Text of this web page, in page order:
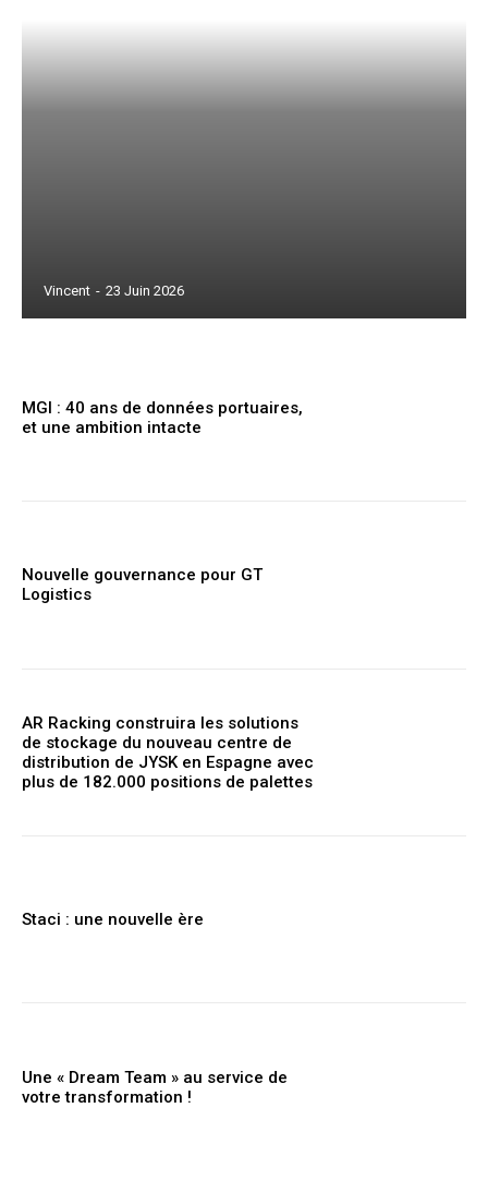
Vincent - 23 Juin 2026
MGI : 40 ans de données portuaires,
et une ambition intacte
Nouvelle gouvernance pour GT
Logistics
AR Racking construira les solutions
de stockage du nouveau centre de
distribution de JYSK en Espagne avec
plus de 182.000 positions de palettes
Staci : une nouvelle ère
Une « Dream Team » au service de
votre transformation !